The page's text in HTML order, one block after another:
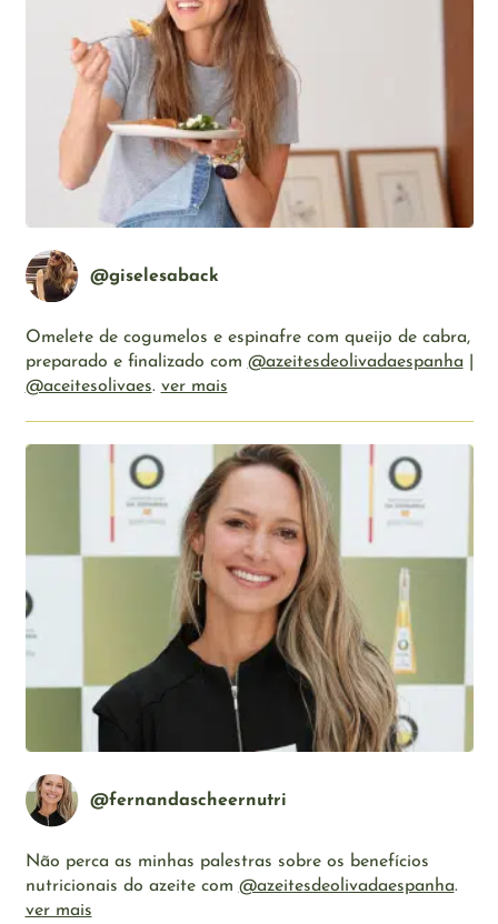
@giselesaback
Omelete de cogumelos e espinafre com queijo de cabra,
preparado e finalizado com @azeitesdeolivadaespanha
@aceitesolivaes. ver mais
@fernandascheernutri
Não perca as minhas palestras sobre os benefícios
nutricionais do azeite com @azeitesdeolivadaespanha.
ver mais